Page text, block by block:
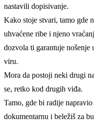
nastavili dopisivanje.
Kako stoje stvari, tamo gde
uhvaćene ribe i njeno
dozvola ti garantuje
viru.
Mora da postoji neki drugi
se, retko kod drugih viđa.
Tamo, gde bi radije
dokumentarnu i beležiš za